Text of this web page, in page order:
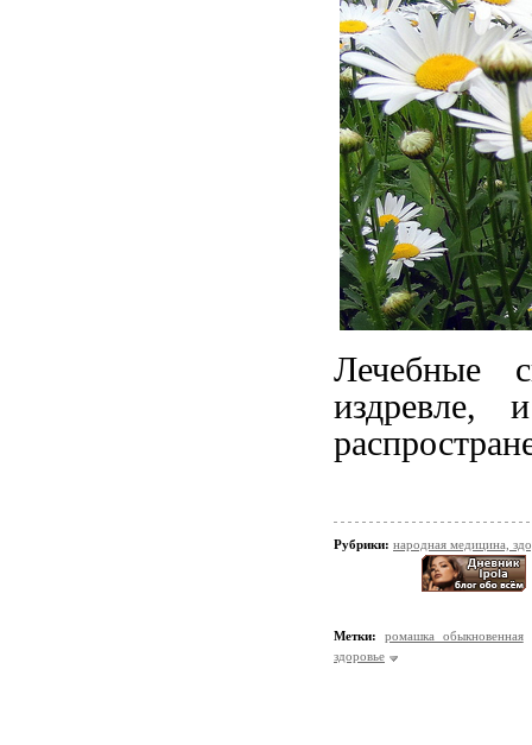
Лечебные
издревле,
Рубрики: народная медицина,
Метки:
ромашка обыкновенная
здоровье